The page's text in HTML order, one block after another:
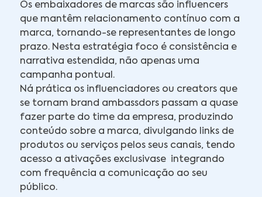
Os embaixadores de marcas são influencers
que mantêm relacionamento contínuo com a
marca, tornando-se representantes de longo
prazo. Nesta estratégia foco é consistência e
narrativa estendida, não apenas uma
campanha pontual.
Ná prática os influenciadores ou creators que
se tornam brand ambassdors passam a quase
fazer parte do time da empresa, produzindo
conteúdo sobre a marca, divulgando links de
produtos ou serviços pelos seus canais, tendo
acesso a ativações exclusivase integrando
com frequência a comunicação ao seu
público.